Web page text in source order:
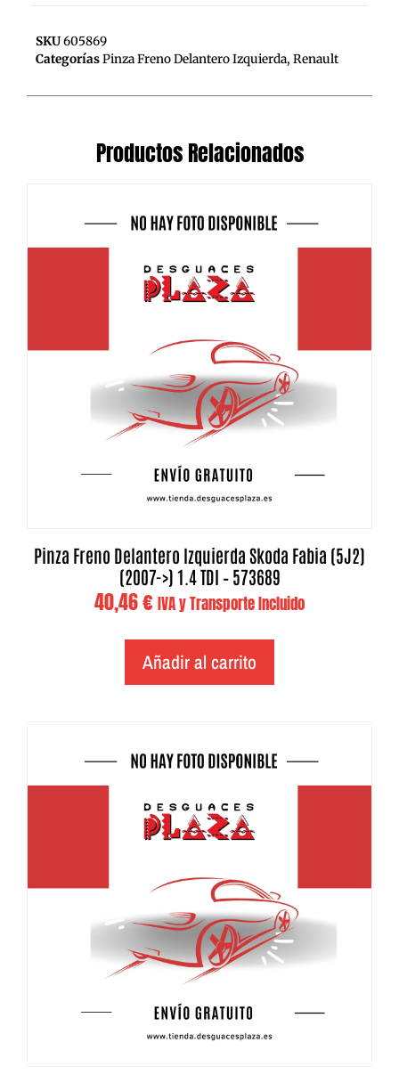
SKU605869
CategoríasPinza Freno Delantero Izquierda, Renault
Productos Relacionados
Pinza Freno Delantero Izquierda Skoda Fabia (5J2)
(2007->) 1.4 TDI – 573689
40,46€ IVA y Transporte Incluido
Añadir al carrito